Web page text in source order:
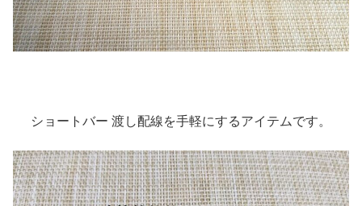
ショートバー 渡し配線を手軽にするアイテムです。